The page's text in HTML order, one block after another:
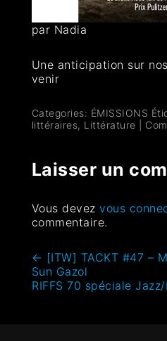
par Nadia
Une anticipation sur
venir
Categories: ÉMISSIONS
littéraires, Littérature
Laisser un
Vous devezvous
commentaire.
← [ITW] TACKT #47 –
Sun Gazol
RIFFS 70 spéciale